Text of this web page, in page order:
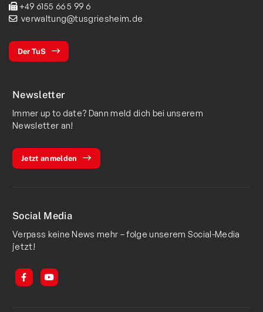
+49 6155 66 5 99 6
verwaltung@tusgriesheim.de
Der TuS
Newsletter
Immer up to date? Dann meld dich bei unserem
Newsletter an!
Jetzt anmelden
Social Media
Verpass keine News mehr – folge unserem Social-Media
jetzt!